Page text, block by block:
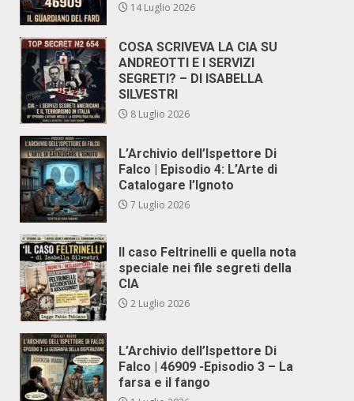
14 Luglio 2026
COSA SCRIVEVA LA CIA SU
ANDREOTTI E I SERVIZI
SEGRETI? – DI ISABELLA
SILVESTRI
8 Luglio 2026
L’Archivio dell’Ispettore Di
Falco | Episodio 4: L’Arte di
Catalogare l’Ignoto
7 Luglio 2026
Il caso Feltrinelli e quella nota
speciale nei file segreti della
CIA
2 Luglio 2026
L’Archivio dell’Ispettore Di
Falco | 46909 -Episodio 3 – La
farsa e il fango